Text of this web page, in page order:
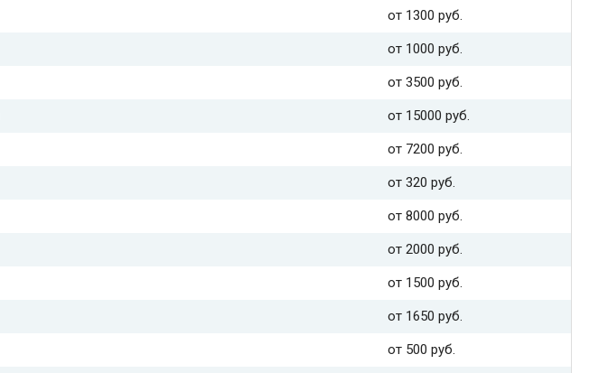
от 1300 руб.
от 1000 руб.
от 3500 руб.
от 15000 руб.
от 7200 руб.
от 320 руб.
от 8000 руб.
от 2000 руб.
от 1500 руб.
от 1650 руб.
от 500 руб.